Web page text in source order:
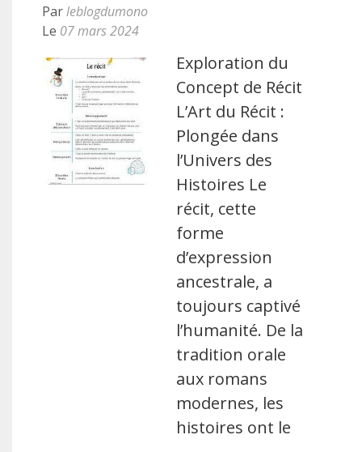
Parleblogdumono
Le 07 mars 2024
Exploration du
Concept de Récit
L’Art du Récit :
Plongée dans
l’Univers des
Histoires Le
récit, cette
forme
d’expression
ancestrale, a
toujours captivé
l’humanité. De la
tradition orale
aux romans
modernes, les
histoires ont le